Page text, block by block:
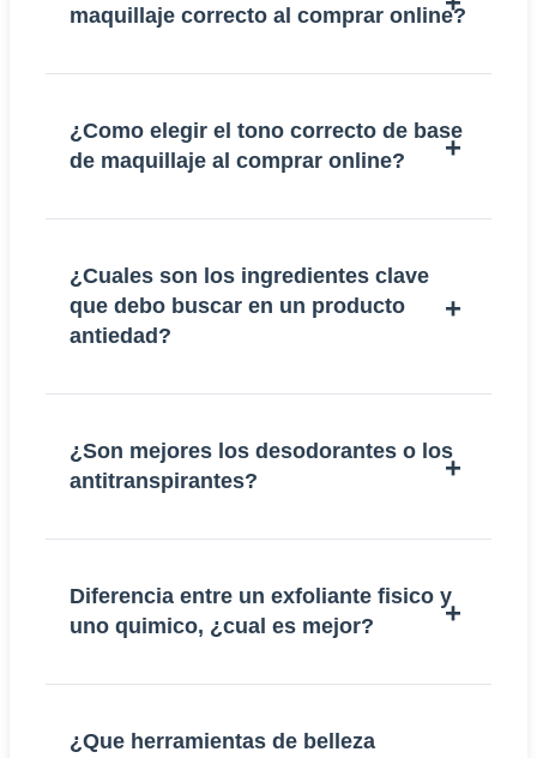
maquillaje correcto al comprar online?
¿Como elegir el tono correcto de base
de maquillaje al comprar online?
¿Cuales son los ingredientes clave
que debo buscar en un producto
antiedad?
¿Son mejores los desodorantes o los
antitranspirantes?
Diferencia entre un exfoliante fisico y
uno quimico, ¿cual es mejor?
¿Que herramientas de belleza